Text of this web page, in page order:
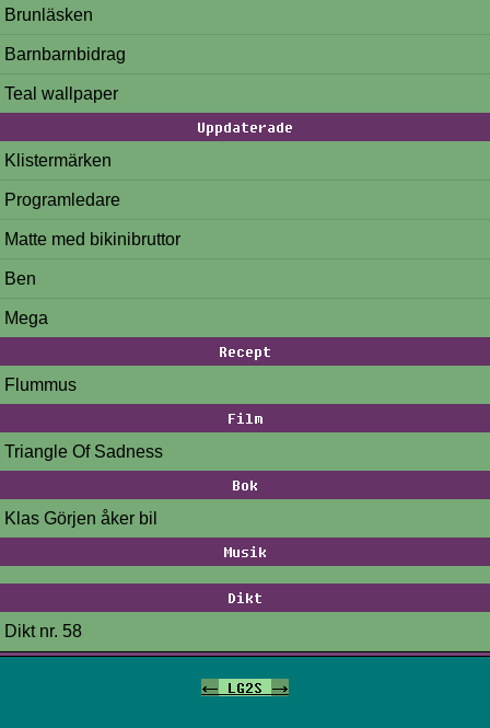
Brunläsken
Barnbarnbidrag
Teal wallpaper
Uppdaterade
Klistermärken
Programledare
Matte med bikinibruttor
Ben
Mega
Recept
Flummus
Film
Triangle Of Sadness
Bok
Klas Görjen åker bil
Musik
Dikt
Dikt nr. 58
<- LG2S ->